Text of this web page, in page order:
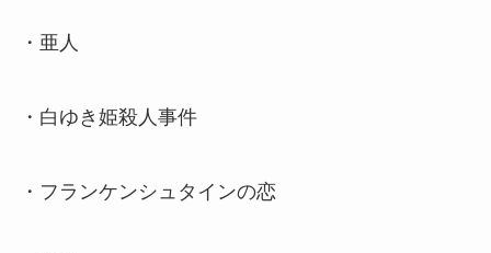
・亜人
・白ゆき姫殺人事件
・フランケンシュタインの恋